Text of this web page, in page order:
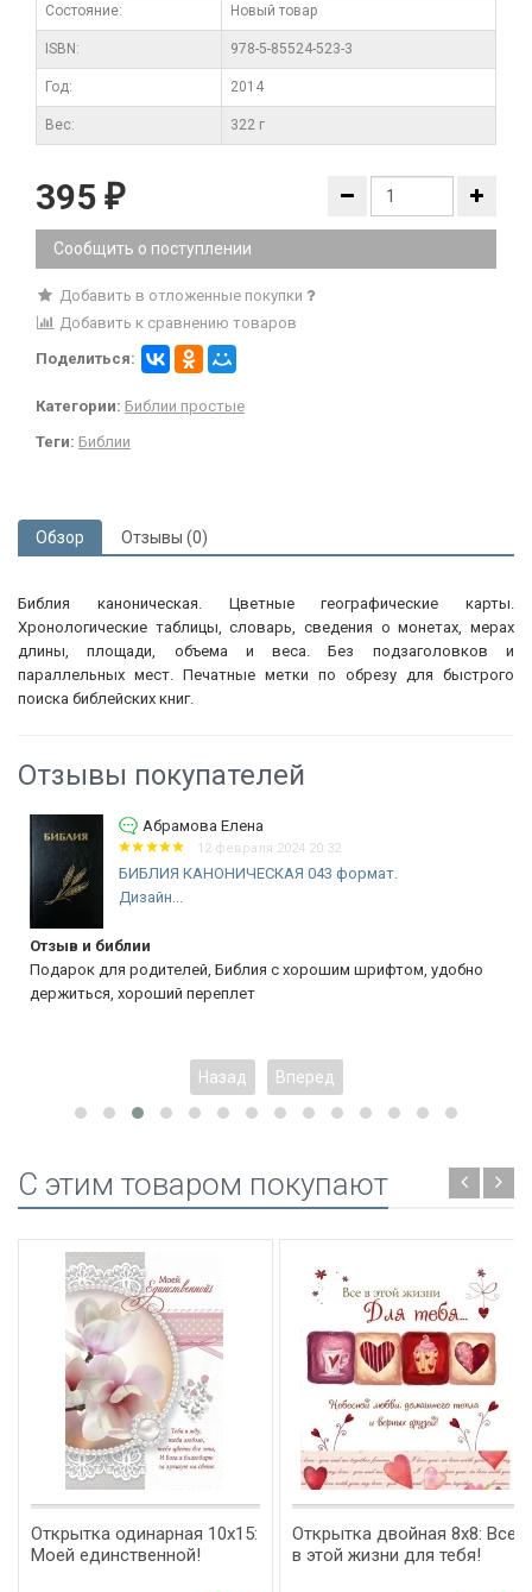
Состояние: Новый товар
ISBN: 978-5-85524-523-3
Год: 2014
Вес: 322 г
395 ₽
Сообщить о поступлении
Добавить в отложенные покупки
Добавить к сравнению товаров
Поделиться:
Категории: Библии простые
Теги: Библии
Обзор Отзывы (0)
Библия каноническая. Цветные географические карты.
Хронологические таблицы, словарь, сведения о монетах, мерах
длины, площади, объема и веса. Без подзаголовков и
параллельных мест. Печатные метки по обрезу для быстрого
поиска библейских книг.
Отзывы покупателей
Абрамова Елена
12 февраля 2024 20:32
БИБЛИЯ КАНОНИЧЕСКАЯ 043 формат.
Дизайн...
Отзыв и библии
Подарок для родителей, Библия с хорошим шрифтом, удобно
держиться, хороший переплет
Назад Вперед
C этим товаром покупают
Открытка одинарная 10x15:
Моей единственной!
Открытка двойная 8х8: Все
в этой жизни для тебя!